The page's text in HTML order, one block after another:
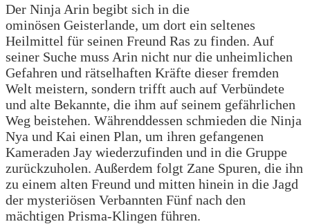
Der Ninja Arin begibt sich in die
ominösen Geisterlande, um dort ein seltenes
Heilmittel für seinen Freund Ras zu finden. Auf
seiner Suche muss Arin nicht nur die unheimlichen
Gefahren und rätselhaften Kräfte dieser fremden
Welt meistern, sondern trifft auch auf Verbündete
und alte Bekannte, die ihm auf seinem gefährlichen
Weg beistehen. Währenddessen schmieden die Ninja
Nya und Kai einen Plan, um ihren gefangenen
Kameraden Jay wiederzufinden und in die Gruppe
zurückzuholen. Außerdem folgt Zane Spuren, die ihn
zu einem alten Freund und mitten hinein in die Jagd
der mysteriösen Verbannten Fünf nach den
mächtigen Prisma-Klingen führen.